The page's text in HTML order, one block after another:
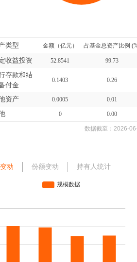
类型 金额（亿元） 占基金总资产比例
收益投资 52.8541 99.73
存款和结
付金
0.1403 0.26
资产 0.0005 0.01
0 0.00
数据截至： 2026-
动 份额变动 持有人统计